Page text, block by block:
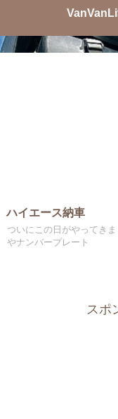
ハイエース納車
ついにこの日がやってき
やナンバープレート
スポ